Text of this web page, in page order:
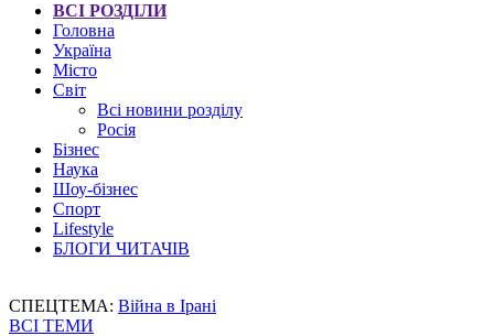
ВСІ РОЗДІЛИ
Головна
Україна
Місто
Світ
Всі новини розділу
Росія
Бізнес
Наука
Шоу-бізнес
Спорт
Lifestyle
БЛОГИ ЧИТАЧІВ
СПЕЦТЕМА: Війна в Ірані
ВСІ ТЕМИ